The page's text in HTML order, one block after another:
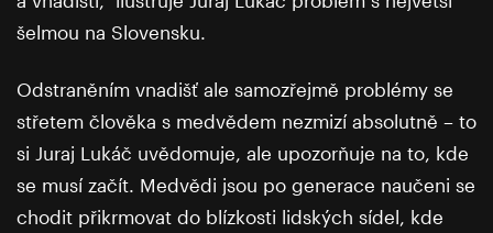
šelmou na Slovensku.
Odstraněním vnadišť ale samozřejmě problémy se
střetem člověka s medvědem nezmizí absolutně – to
si Juraj Lukáč uvědomuje, ale upozorňuje na to, kde
se musí začít. Medvědi jsou po generace naučeni se
chodit přikrmovat do blízkosti lidských sídel, kde